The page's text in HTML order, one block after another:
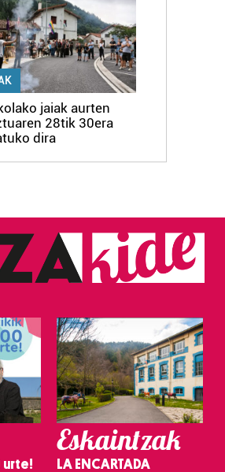
jaiak aurten
28tik 30era
dira
urte!
Eskaintzak
LA ENCARTADA